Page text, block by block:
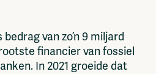
van zo’n 9 miljard
financier van fossiel
In 2021 groeide dat